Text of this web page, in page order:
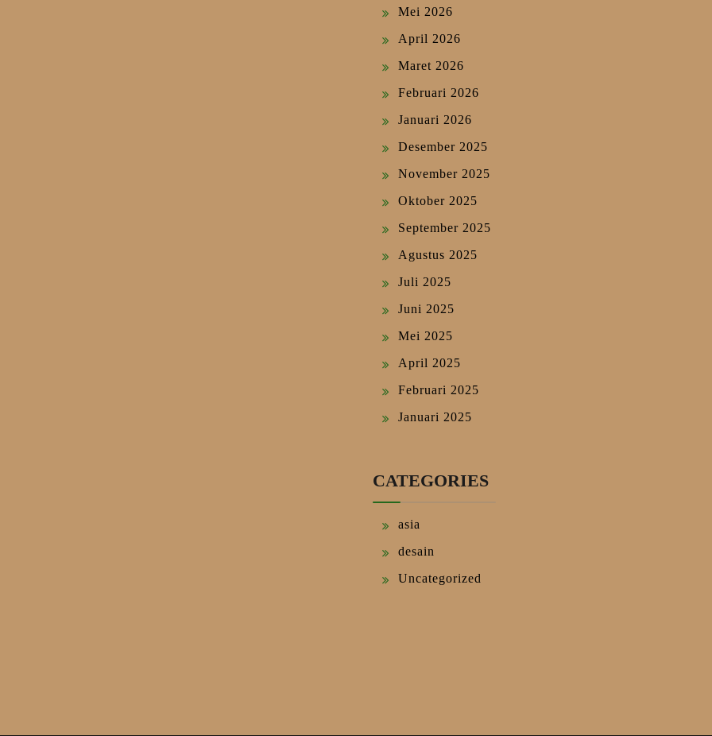
Mei 2026
April 2026
Maret 2026
Februari 2026
Januari 2026
Desember 2025
November 2025
Oktober 2025
September 2025
Agustus 2025
Juli 2025
Juni 2025
Mei 2025
April 2025
Februari 2025
Januari 2025
CATEGORIES
asia
desain
Uncategorized